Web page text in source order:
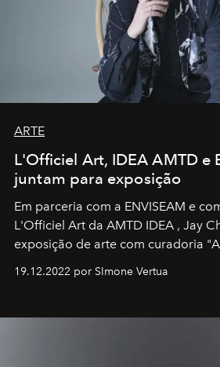
ARTE
L'Officiel Art, IDEA AMTD e
juntam para exposição
Em parceria com a ENVISEAM e
L'Officiel Art da AMTD IDEA , Jay
exposição de arte com curadoria
19.12.2022 por SImone Vertua